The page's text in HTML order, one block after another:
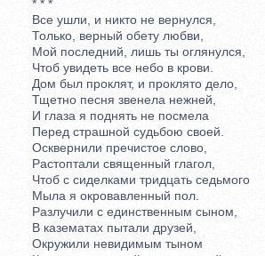
* * *
Все ушли, и никто не вернулся,
Только, верный обету любви,
Мой последний, лишь ты оглянулся,
Чтоб увидеть все небо в крови.
Дом был проклят, и проклято дело,
Тщетно песня звенела нежней,
И глаза я поднять не посмела
Перед страшной судьбою своей.
Осквернили пречистое слово,
Растоптали священный глагол,
Чтоб с сиделками тридцать седьмого
Мыла я окровавленный пол.
Разлучили с единственным сыном,
В казематах пытали друзей,
Окружили невидимым тыном